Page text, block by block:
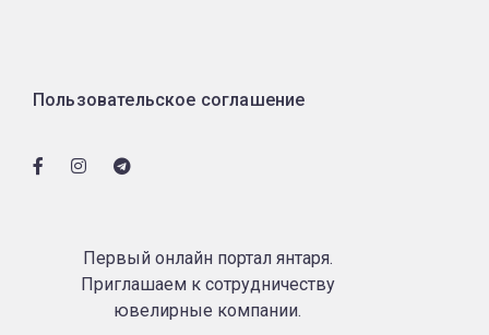
Пользовательское соглашение
Первый онлайн портал янтаря.
Приглашаем к сотрудничеству
ювелирные компании.